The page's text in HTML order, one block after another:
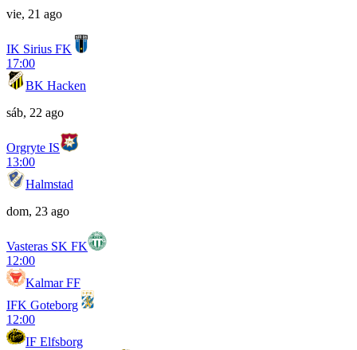
vie, 21 ago
IK Sirius FK
17:00
BK Hacken
sáb, 22 ago
Orgryte IS
13:00
Halmstad
dom, 23 ago
Vasteras SK FK
12:00
Kalmar FF
IFK Goteborg
12:00
IF Elfsborg